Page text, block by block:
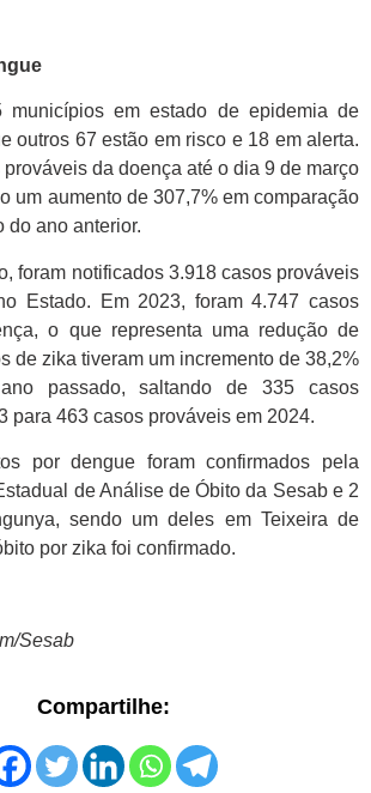
municípios em estado de epidemia de
outros 67 estão em risco e 18 em alerta.
da doença até o dia 9 de março
um aumento de 307,7% em comparação
do ano anterior.
foram notificados 3.918 casos prováveis
Estado. Em 2023, foram 4.747 casos
o que representa uma redução de
de zika tiveram um incremento de 38,2%
passado, saltando de 335 casos
para 463 casos prováveis em 2024.
por dengue foram confirmados pela
de Análise de Óbito da Sesab e 2
sendo um deles em Teixeira de
por zika foi confirmado.
Sesab
Compartilhe: